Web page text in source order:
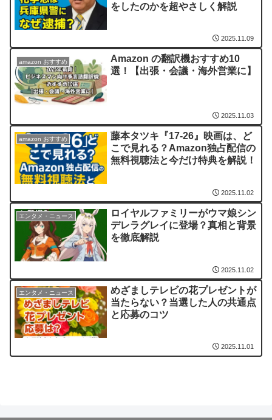
をしたのかを超やさしく解説
2025.11.09
amazon おすすめ
Amazon の翻訳機おすすめ10
選！【出張・会議・海外営業に】
2025.11.03
amazon おすすめ
藤本タツキ『17-26』映画は、ど
こで見れる？Amazon独占配信の
無料視聴法と今だけ特典を解説！
2025.11.02
エンタメ・ニュース
ロイヤルファミリーがウマ娘シン
デレラグレイに登場？真相と背景
を徹底解説
2025.11.02
エンタメ・ニュース
めざましテレビの花プレゼントが
当たらない？当選した人の共通点
と応募のコツ
2025.11.01